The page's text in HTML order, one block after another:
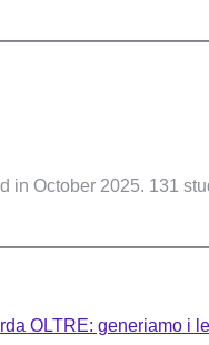
October 2025. 131
OLTRE: generiamo i